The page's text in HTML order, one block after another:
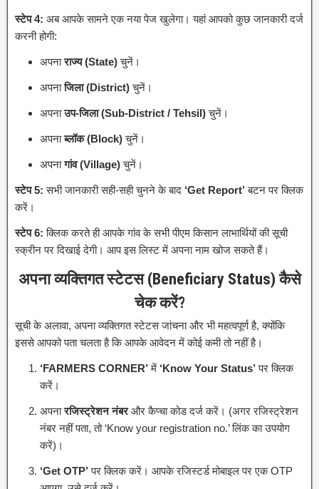
स्टेप 4: अब आपके सामने एक नया पेज खुलेगा। यहां आपको कुछ जानकारी दर्ज
करनी होगी:
अपनाराज्य (State)चुनें।
अपनाजिला (District)चुनें।
अपनाउप-जिला (Sub-District / Tehsil)चुनें।
अपनाब्लॉक (Block)चुनें।
अपनागांव (Village)चुनें।
स्टेप 5: सभी जानकारी सही-सही चुनने के बाद ‘Get Report’बटन पर क्लिक
करें।
स्टेप 6: क्लिक करते ही आपके गांव के सभी पीएम किसान लाभार्थियों की सूची
स्क्रीन पर दिखाई देगी। आप इस लिस्ट में अपना नाम खोज सकते हैं।
अपना व्यक्तिगत स्टेटस (Beneficiary Status) कैसे
चेक करें?
सूची के अलावा, अपना व्यक्तिगत स्टेटस जांचना और भी महत्वपूर्ण है, क्योंकि
इससे आपको पता चलता है कि आपके आवेदन में कोई कमी तो नहीं है।
‘FARMERS CORNER’में ‘Know Your Status’पर क्लिक
करें।
अपनारजिस्ट्रेशन नंबरऔर कैप्चा कोड दर्ज करें। (अगर रजिस्ट्रेशन
नंबर नहीं पता, तो ‘Know your registration no.’ लिंक का उपयोग
करें)।
‘Get OTP’पर क्लिक करें। आपके रजिस्टर्ड मोबाइल पर एक OTP